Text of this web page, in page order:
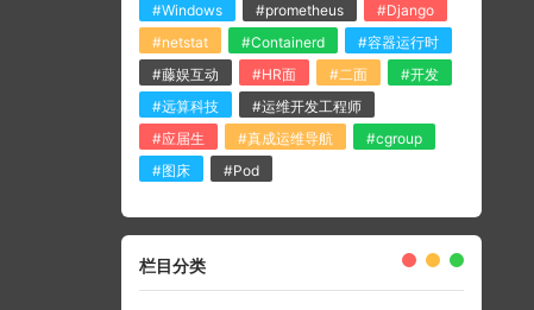
#Windows
#prometheus
#Django
#netstat
#Containerd
#容器运行时
#藤娱互动
#HR面 #二面
#开发
#远算科技
#运维开发工程师
#应届生
#真成运维导航
#cgroup
#图床
#Pod
栏目分类